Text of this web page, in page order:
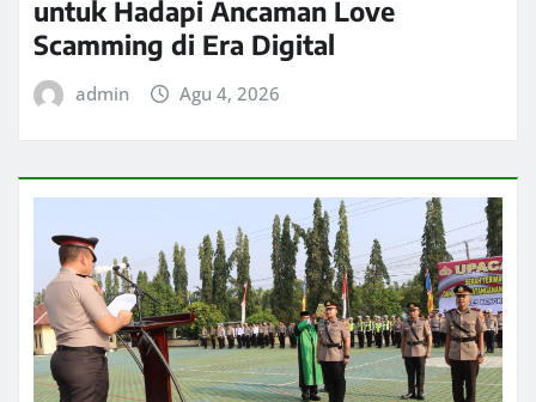
untuk Hadapi Ancaman Love
Scamming di Era Digital
admin Agu 4, 2026